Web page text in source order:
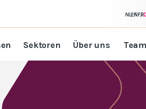
NLEN FR
Sektoren Über uns Team